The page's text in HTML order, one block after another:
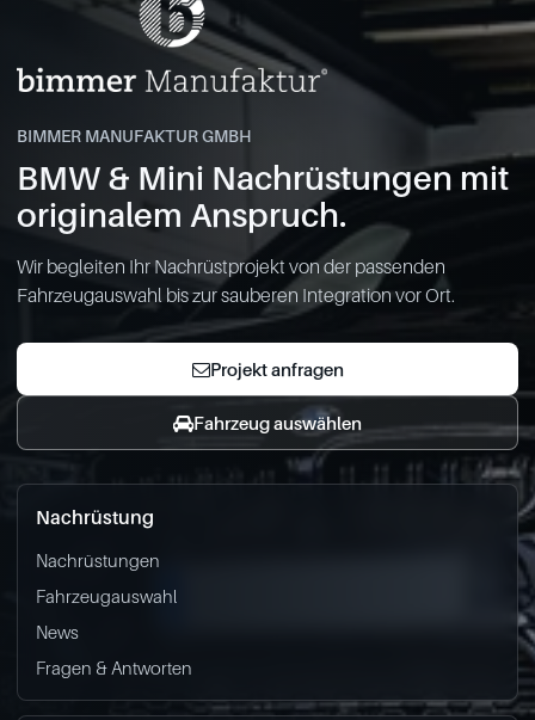
BIMMER MANUFAKTUR GMBH
BMW & Mini Nachrüstungen mit
originalem Anspruch.
Wir begleiten Ihr Nachrüstprojekt von der passenden
Fahrzeugauswahl bis zur sauberen Integration vor Ort.
Projekt anfragen
Fahrzeug auswählen
Nachrüstung
Nachrüstungen
Fahrzeugauswahl
News
Fragen & Antworten